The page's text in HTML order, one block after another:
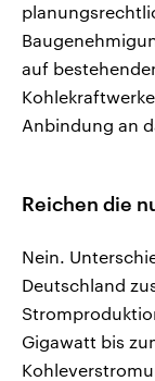
auf
Anbindung an
Reichen die
Nein.
Deutschland
Gigawatt bis